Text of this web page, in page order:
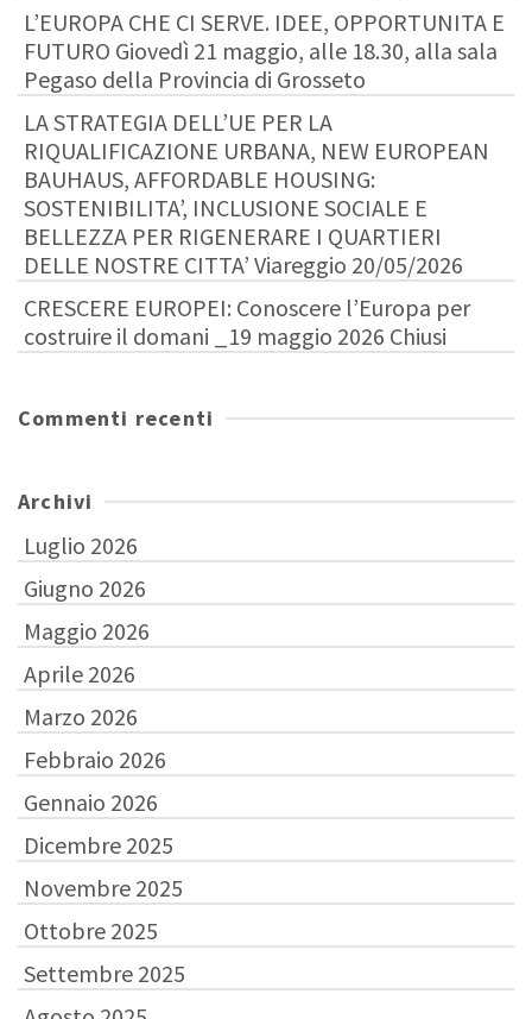
L’EUROPA CHE CI SERVE. IDEE, OPPORTUNITA E
FUTURO Giovedì 21 maggio, alle 18.30, alla sala
Pegaso della Provincia di Grosseto
LA STRATEGIA DELL’UE PER LA
RIQUALIFICAZIONE URBANA, NEW EUROPEAN
BAUHAUS, AFFORDABLE HOUSING:
SOSTENIBILITA’, INCLUSIONE SOCIALE E
BELLEZZA PER RIGENERARE I QUARTIERI
DELLE NOSTRE CITTA’ Viareggio 20/05/2026
CRESCERE EUROPEI: Conoscere l’Europa per
costruire il domani _19 maggio 2026 Chiusi
Commenti recenti
Archivi
Luglio 2026
Giugno 2026
Maggio 2026
Aprile 2026
Marzo 2026
Febbraio 2026
Gennaio 2026
Dicembre 2025
Novembre 2025
Ottobre 2025
Settembre 2025